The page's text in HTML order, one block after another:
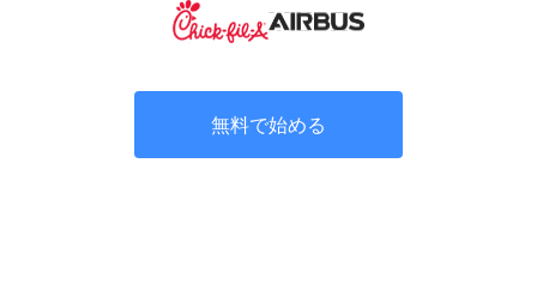
無料で始める